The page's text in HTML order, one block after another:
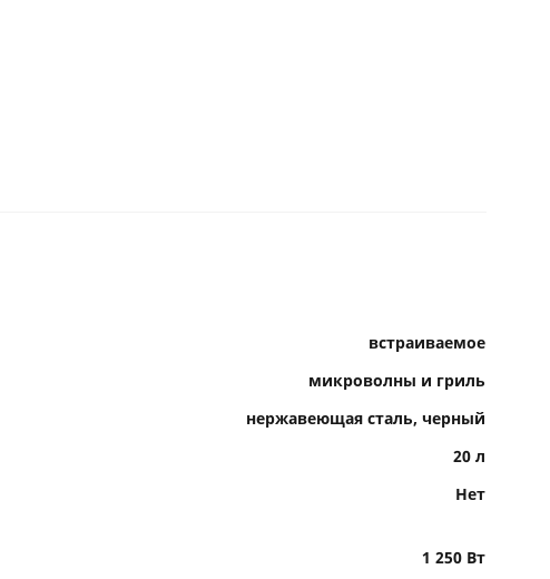
встраиваемое
микроволны и гриль
нержавеющая сталь, черный
20 л
Нет
1 250 Вт